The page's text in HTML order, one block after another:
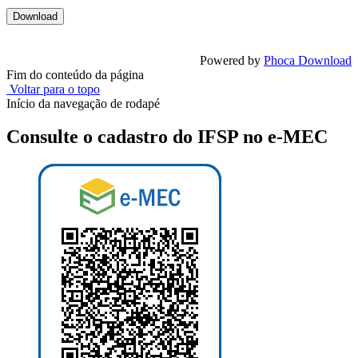
Powered by Phoca Download
Fim do conteúdo da página
Voltar para o topo
Início da navegação de rodapé
Consulte o cadastro do IFSP no e-MEC